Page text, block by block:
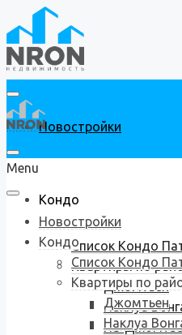
Новостройки
Кондо
Список Кондо
Квартиры по
Джомтьен
Наклуа
На-
Menu
Новостройки
Кондо
Список Кондо
Квартиры по
Джомтьен
Наклуа